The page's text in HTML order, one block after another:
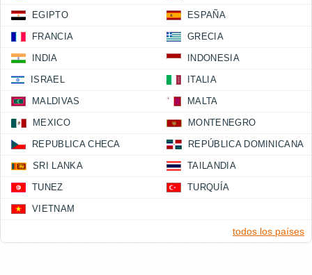
EGIPTO ESPAÑA
FRANCIA GRECIA
INDIA INDONESIA
ISRAEL ITALIA
MALDIVAS MALTA
MEXICO MONTENEGRO
REPUBLICA CHECA REPÚBLICA DOMINICANA
SRI LANKA TAILANDIA
TUNEZ TURQUÍA
VIETNAM
todos los países